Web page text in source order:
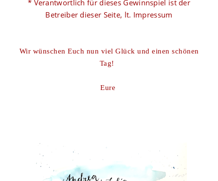
* Verantwortlich für dieses Gewinnspiel ist der
Betreiber dieser Seite, lt. Impressum
Wir wünschen Euch nun viel Glück und einen schönen
Tag!
Eure